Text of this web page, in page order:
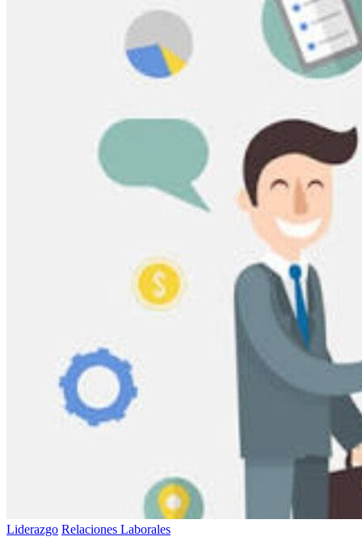
Liderazgo Relaciones Laborales